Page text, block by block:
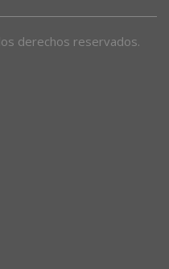
derechos reservados.